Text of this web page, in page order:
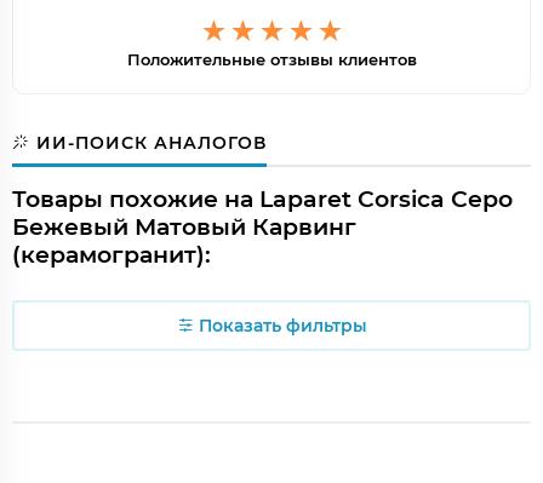
Положительные отзывы клиентов
ИИ-ПОИСК АНАЛОГОВ
Товары похожие на Laparet Corsica Серо
Бежевый Матовый Карвинг
(керамогранит):
Показать фильтры